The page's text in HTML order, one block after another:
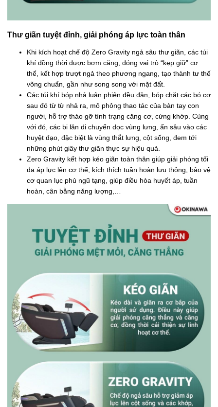
Thư giãn tuyệt đỉnh, giải phóng áp lực toàn thân
Khi kích hoạt chế độ Zero Gravity ngả sâu thư giãn, các túi
khí đồng thời được bơm căng, đóng vai trò “kẹp giữ” cơ
thể, kết hợp trượt ngả theo phương ngang, tạo thành tư thế
võng chuẩn, gần như song song với mặt đất.
Các túi khí bóp nhả luân phiên đều đặn, bóp chặt các bó cơ
sau đó từ từ nhả ra, mô phỏng thao tác của bàn tay con
người, hỗ trợ tháo gỡ tình trạng căng cơ, cứng khớp. Cùng
với đó, các bi lăn di chuyển dọc vùng lưng, ấn sâu vào các
huyệt đạo, đặc biệt là vùng thắt lưng, cột sống, đem tới
những phút giây thư giãn thực sự hiệu quả.
Zero Gravity kết hợp kéo giãn toàn thân giúp giải phóng tối
đa áp lực lên cơ thể, kích thích tuần hoàn lưu thông, bảo vệ
cơ quan lục phủ ngũ tạng, giúp điều hòa huyết áp, tuần
hoàn, cân bằng năng lượng,…